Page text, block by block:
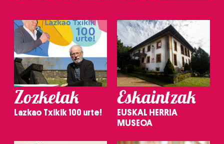
Zozketak
Lazkao Txikik 100 urte!
Eskaintzak
EUSKAL HERRIA
MUSEOA